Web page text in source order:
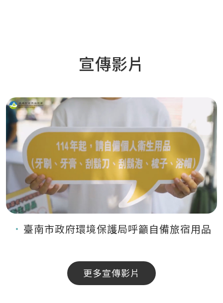
宣傳影片
臺南市政府環境保護局呼籲自備旅宿用品
更多宣傳影片